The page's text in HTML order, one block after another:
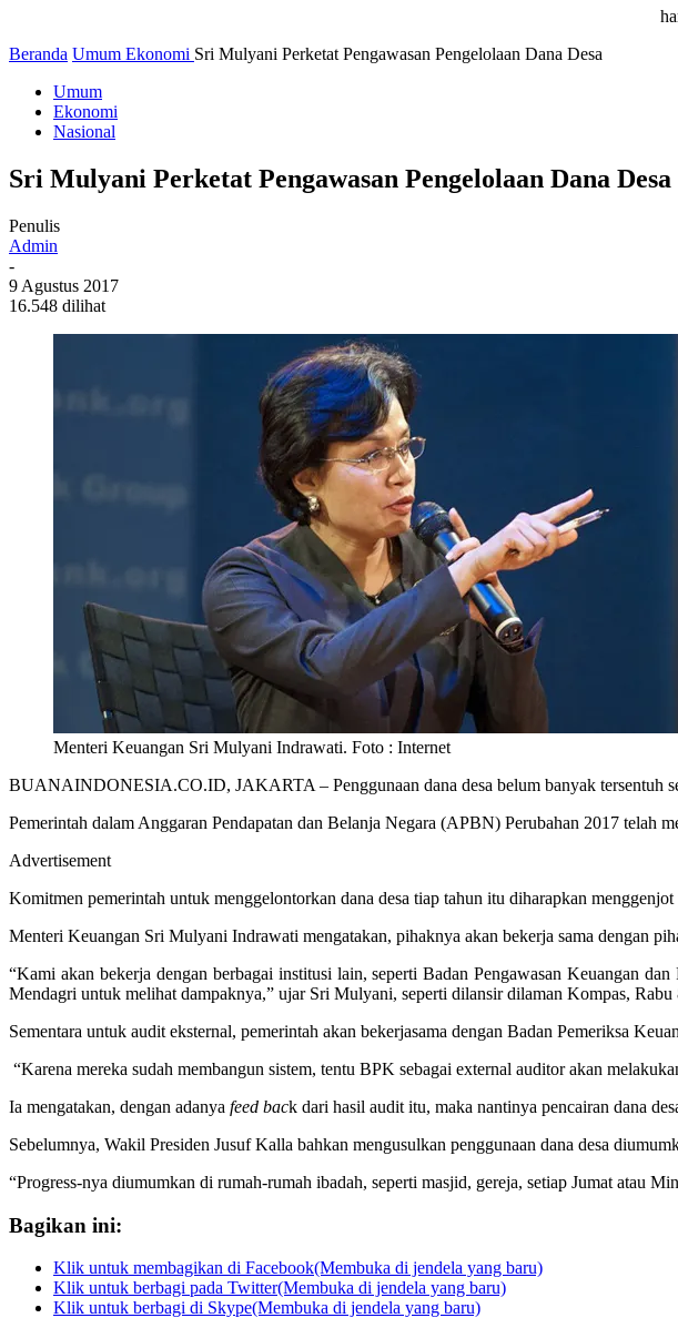
Beranda Umum Ekonomi Sri Mulyani Perketat Pengawasan Pengelolaan Dana Desa
Umum
Ekonomi
Nasional
Sri Mulyani Perketat Pengawasan Pengelolaan Dana Desa
Penulis
Admin
-
9 Agustus 2017
16.548 dilihat
Menteri Keuangan Sri Mulyani Indrawati. Foto : Internet
BUANAINDONESIA.CO.ID, JAKARTA – Penggunaan dana desa belum banyak tersentuh
Pemerintah dalam Anggaran Pendapatan dan Belanja Negara (APBN) Perubahan 2017 telah
Advertisement
Komitmen pemerintah untuk menggelontorkan dana desa tiap tahun itu diharapkan menggenjot
Menteri Keuangan Sri Mulyani Indrawati mengatakan, pihaknya akan bekerja sama dengan
“Kami akan bekerja dengan berbagai institusi lain, seperti Badan Pengawasan Keuangan
Mendagri untuk melihat dampaknya,” ujar Sri Mulyani, seperti dilansir dilaman Kompas, Rabu
Sementara untuk audit eksternal, pemerintah akan bekerjasama dengan Badan Pemeriksa
“Karena mereka sudah membangun sistem, tentu BPK sebagai external auditor akan
Ia mengatakan, dengan adanya feed back dari hasil audit itu, maka nantinya pencairan dana
Sebelumnya, Wakil Presiden Jusuf Kalla bahkan mengusulkan penggunaan dana desa
“Progress-nya diumumkan di rumah-rumah ibadah, seperti masjid, gereja, setiap Jumat atau
Bagikan ini:
Klik untuk membagikan di Facebook(Membuka di jendela yang baru)
Klik untuk berbagi pada Twitter(Membuka di jendela yang baru)
Klik untuk berbagi di Skype(Membuka di jendela yang baru)